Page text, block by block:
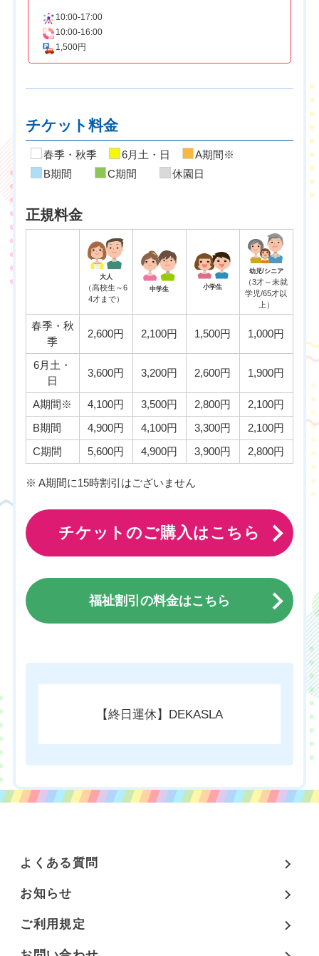
10:00-17:00
10:00-16:00
1,500円
チケット料金
春季・秋季 6月土・日
A期間※
B期間
C期間 休園日
正規料金
大人
（高校生～6
4才まで）
中学生 小学生
幼児/シニア
（3才～未就
学児/65才以
上）
春季・秋
季
2,600円 2,100円 1,500円 1,000円
6月土・
日
3,600円 3,200円 2,600円 1,900円
A期間※ 4,100円 3,500円 2,800円
2,100円
B期間
4,900円 4,100円 3,300円
2,100円
C期間
5,600円 4,900円 3,900円 2,800円
※ A期間に15時割引はございません
チケットのご購入はこちら
福祉割引の料金はこちら
【終日運休】DEKASLA
よくある質問
お知らせ
ご利用規定